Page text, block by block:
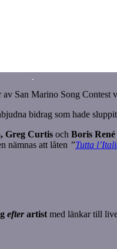
San Marino Song
bidrag som hade
Greg Curtis och Boris René
nämnas att låten ”Tutta
efterartist med länkar till